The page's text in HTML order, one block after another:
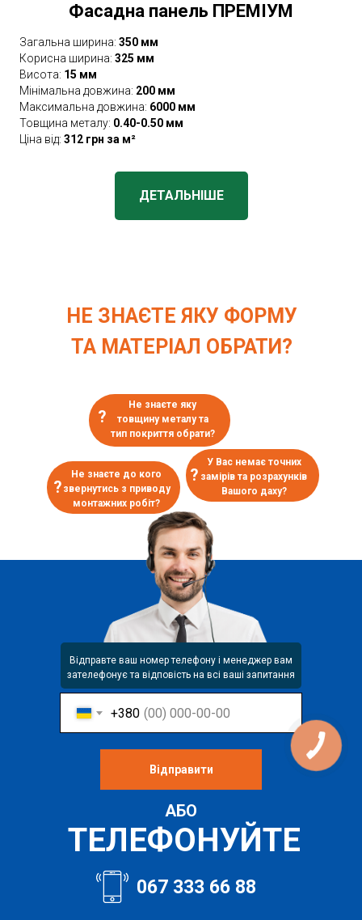
Фасадна панель ПРЕМІУМ
Загальна ширина: 350 мм
Корисна ширина: 325 мм
Висота: 15 мм
Мінімальна довжина: 200 мм
Максимальна довжина: 6000 мм
Товщина металу: 0.40-0.50 мм
Ціна від: 312 грн за м²
ДЕТАЛЬНІШЕ
НЕ ЗНАЄТЕ ЯКУ ФОРМУ
ТА МАТЕРІАЛ ОБРАТИ?
У Вас немає точних
замірів та розрахунків
Вашого даху?
Не знаєте до кого
звернутись з приводу
монтажних робіт?
ТЕЛЕФОНУЙТЕ
+380
Відправити
Не знаєте яку
товщину металу та
тип покриття обрати?
067 333 66 88
?
?
?
АБО
Відправте ваш номер телефону і менеджер вам
зателефонує та відповість на всі ваші запитання